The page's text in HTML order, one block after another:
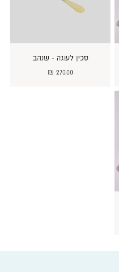
סכין לעוגה - שנהב
מחיר מבצע
270.00 ₪